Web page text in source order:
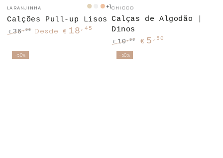
Fornecedor:
LARANJINHA AreiaBranco
Laranja
Claro
+1
Calções Pull-up Lisos
regular
€ 36,90 Desde € 18 ,45
Fornecedor:
CHICCO
Calças de Algodão |
Dinos
Preço
regular
€ 10 ,99 € 5 ,50
-50% -50%